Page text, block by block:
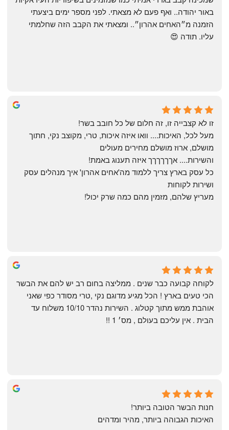
Yonatan Menashe
6 months ago
עליו. תודה 😍
Shahaf Bendarker
6 months ago
זו לא קצבייה זו, זה חלום של כל חובב בשר!
מושלם, ארוז מושלם מחירים מעולים
והשירות.... אךךךךךך איזה תענוג באמת!
ושירות לקוחות
מעריץ שלהם, מזמין מהם כמה שרק יכול!
Annael Annael
9 months ago
הבית . אין עליכם בעולם , מס׳ 1 !!
חנות הבשר הטובה ביותר!
האיכות הגבוהה ביותר, מהיר ומדהים